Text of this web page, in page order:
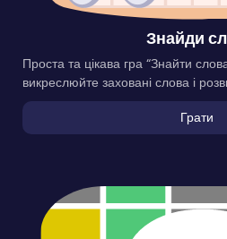
Знайди
Проста та цікава гра “Знайти
викреслюйте заховані слова і
Грати